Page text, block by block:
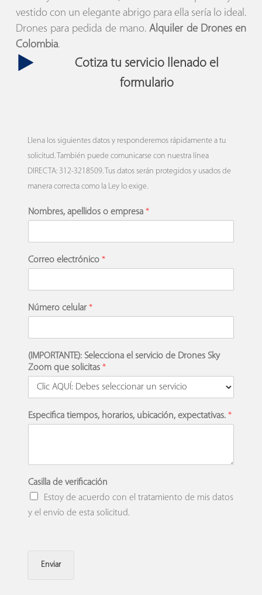
vestido con un elegante abrigo para ella sería lo ideal.
Drones para pedida de mano.Alquiler de Drones en
Colombia.
Cotiza tu servicio llenado el
formulario
Llena los siguientes datos y responderemos rápidamente a tu
solicitud. También puede comunicarse con nuestra línea
DIRECTA: 312-3218509. Tus datos serán protegidos y usados de
manera correcta como la Ley lo exige.
Nombres, apellidos o empresa *
Correo electrónico *
Número celular *
(IMPORTANTE): Selecciona el servicio de Drones Sky
Zoom que solicitas *
Especifica tiempos, horarios, ubicación, expectativas. *
Casilla de verificación
Estoy de acuerdo con el tratamiento de mis datos
y el envío de esta solicitud.
Enviar